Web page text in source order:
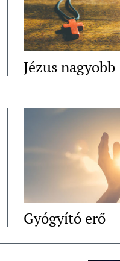
Jézus nagyobb
Gyógyító erő